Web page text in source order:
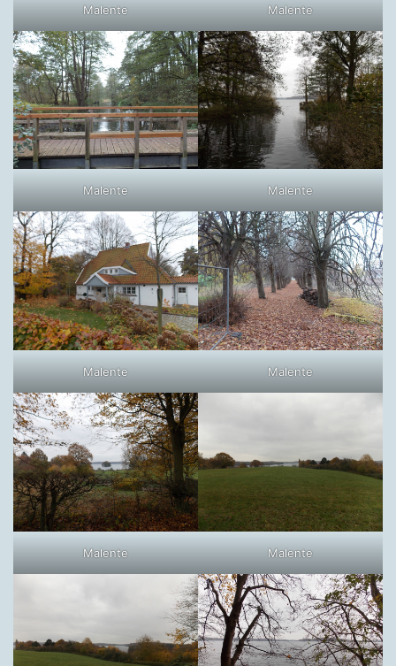
Malente Malente
Malente Malente
Malente Malente
Malente Malente